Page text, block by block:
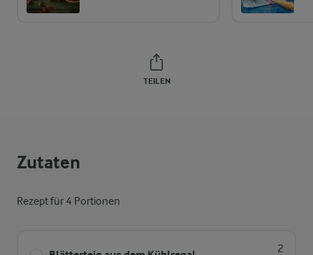
TEILEN
Zutaten
Rezept für 4 Portionen
2